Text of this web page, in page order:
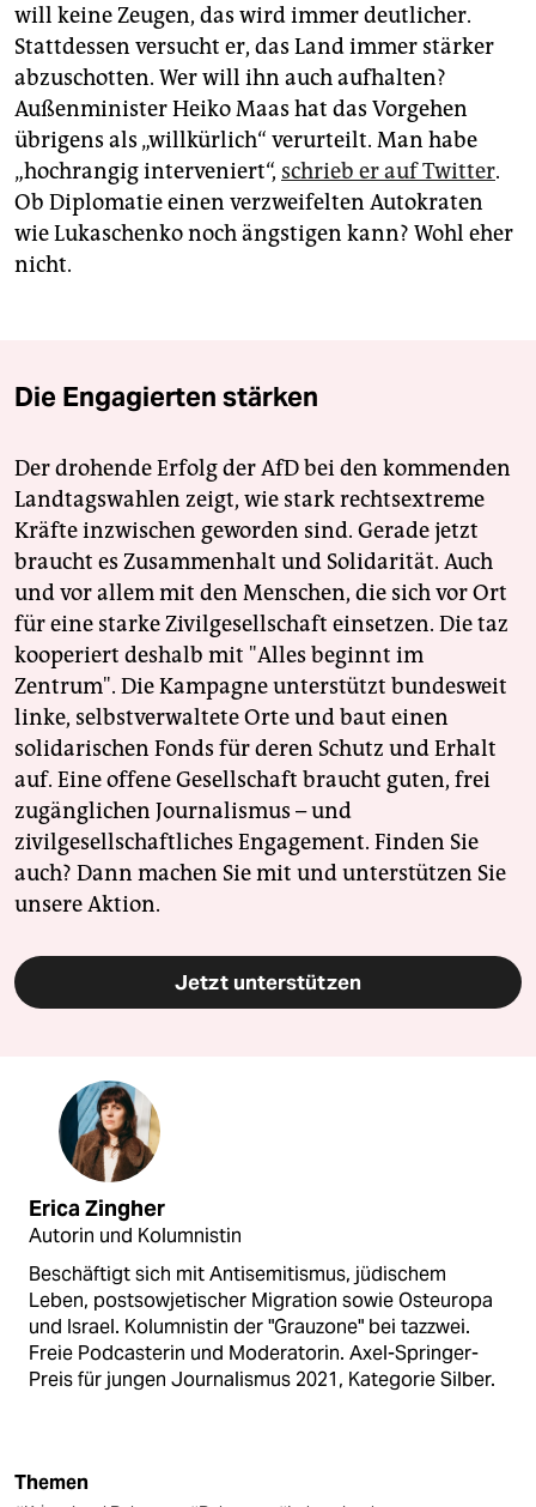
will keine Zeugen, das wird immer deutlicher.
Stattdessen versucht er, das Land immer stärker
abzuschotten. Wer will ihn auch aufhalten?
Außenminister Heiko Maas hat das Vorgehen
übrigens als „willkürlich“ verurteilt. Man habe
„hochrangig interveniert“, schrieb er auf Twitter.
Ob Diplomatie einen verzweifelten Autokraten
wie Lukaschenko noch ängstigen kann? Wohl eher
nicht.
Die Engagierten stärken
Der drohende Erfolg der AfD bei den kommenden
Landtagswahlen zeigt, wie stark rechtsextreme
Kräfte inzwischen geworden sind. Gerade jetzt
braucht es Zusammenhalt und Solidarität. Auch
und vor allem mit den Menschen, die sich vor Ort
für eine starke Zivilgesellschaft einsetzen. Die taz
kooperiert deshalb mit "Alles beginnt im
Zentrum". Die Kampagne unterstützt bundesweit
linke, selbstverwaltete Orte und baut einen
solidarischen Fonds für deren Schutz und Erhalt
auf. Eine offene Gesellschaft braucht guten, frei
zugänglichen Journalismus – und
zivilgesellschaftliches Engagement. Finden Sie
auch? Dann machen Sie mit und unterstützen Sie
unsere Aktion.
Jetzt unterstützen
Erica Zingher
Autorin und Kolumnistin
Beschäftigt sich mit Antisemitismus, jüdischem
Leben, postsowjetischer Migration sowie Osteuropa
und Israel. Kolumnistin der "Grauzone" bei tazzwei.
Freie Podcasterin und Moderatorin. Axel-Springer-
Preis für jungen Journalismus 2021, Kategorie Silber.
Themen